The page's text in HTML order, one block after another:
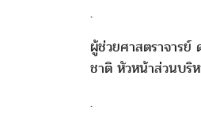
.
ผู้ช่วยศาสตราจาร
ชาติ หัวหน้าส่วนบริ
.